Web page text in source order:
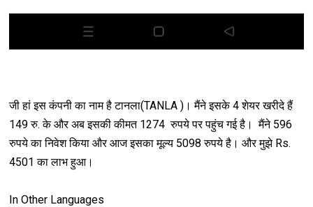
जी हां इस कंपनी का नाम है टानला(TANLA )। मैंने इसके 4 शेयर खरीदे हैं
149 रु. के और अब इसकी कीमत 1274 रुपये पर पहुंच गई है। मैंने 596
रुपये का निवेश किया और आज इसका मूल्य 5098 रुपये है। और मुझे Rs.
4501 का लाभ हुआ।
In Other Languages